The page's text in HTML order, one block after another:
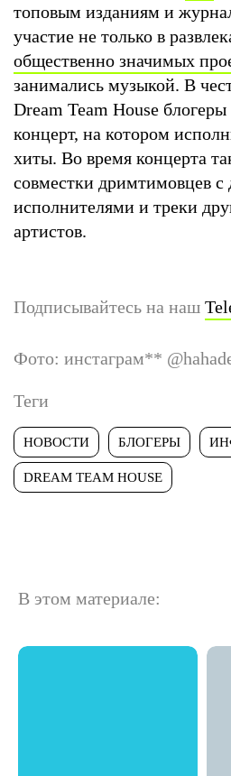
топовым изданиям и
участие не только в
общественно значимых
занимались музыкой. В
Dream Team House
концерт, на котором
хиты. Во время концерта
совместки дримтимовцев с
исполнителями и треки
артистов.
Подписывайтесь на наш
Фото: инстаграм**
Теги
НОВОСТИ БЛОГЕРЫ
DREAM TEAM HOUSE
В этом материале: